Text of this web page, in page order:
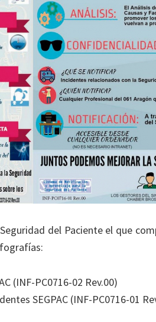
del Paciente el que
(INF-PC0716-02 Rev.00)
SEGPAC (INF-PC0716-01